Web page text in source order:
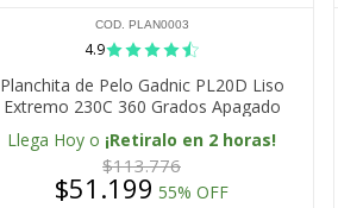
COD. PLAN0003
4.9
Planchita de Pelo Gadnic PL20D Liso
Extremo 230C 360 Grados Apagado
Automático Placas Anchas
Llega Hoy o ¡Retiralo en 2 horas!
$113.776
$51.199 55% OFF